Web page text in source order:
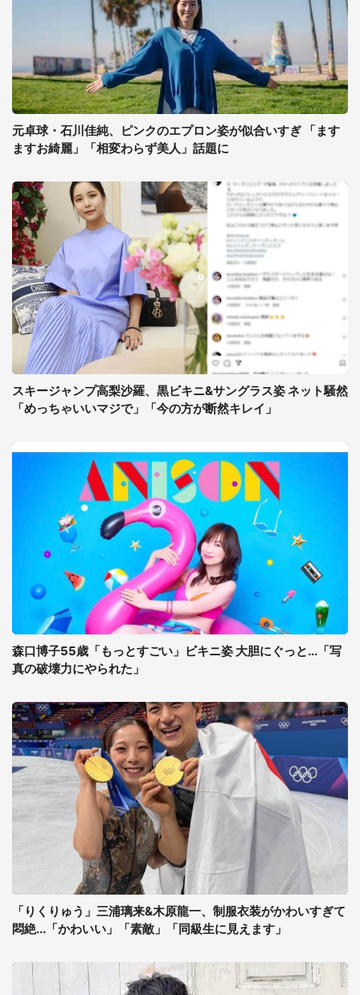
元卓球・石川佳純、ピンクのエプロン姿が似合いすぎ 「ます
ますお綺麗」「相変わらず美人」話題に
スキージャンプ高梨沙羅、黒ビキニ&サングラス姿 ネット騒然
「めっちゃいいマジで」「今の方が断然キレイ」
森口博子55歳「もっとすごい」ビキニ姿 大胆にぐっと...「写
真の破壊力にやられた」
「りくりゅう」三浦璃来&木原龍一、制服衣装がかわいすぎて
悶絶...「かわいい」「素敵」「同級生に見えます」